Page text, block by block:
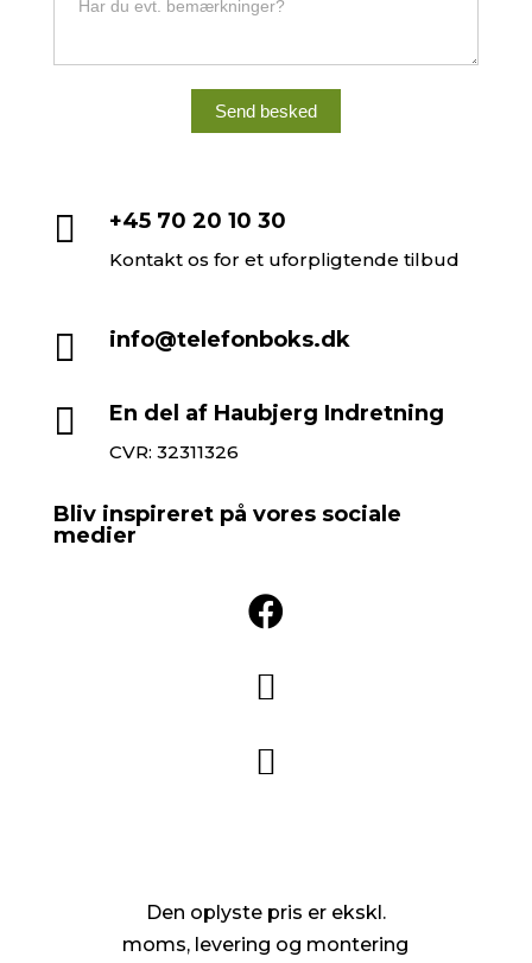
Send besked
 +45 70 20 10 30
Kontakt os for et uforpligtende tilbud
 info@telefonboks.dk
 En del af Haubjerg Indretning
CVR: 32311326
Bliv inspireret på vores sociale
medier



Den oplyste pris er ekskl.
moms, levering og montering